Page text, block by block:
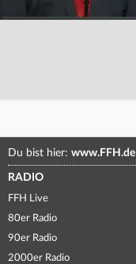
Du bist hier: www.FFH.de
RADIO
FFH Live
80er Radio
90er Radio
2000er Radio